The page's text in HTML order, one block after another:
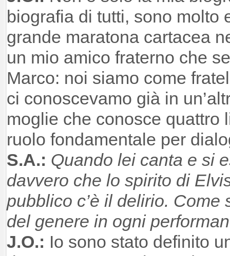
biografia di tutti, sono molto
grande maratona cartacea
un mio amico fraterno che
Marco: noi siamo come
ci conoscevamo già in
moglie che conosce quattro
ruolo fondamentale per
S.A.: Quando lei canta e si
davvero che lo spirito di
pubblico c’è il delirio.
del genere in ogni
J.O.: Io sono stato definito